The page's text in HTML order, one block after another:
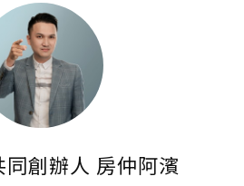
創辦人 房仲阿濱